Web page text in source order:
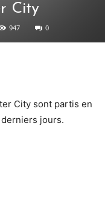
City
947 0
City sont partis en
jours.